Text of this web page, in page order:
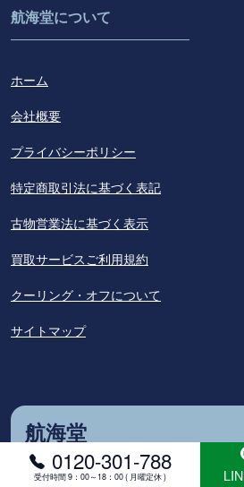
0120-301-788
受付時間 9：00～18：00 ( 月曜定休 )
航海堂について
ホーム
会社概要
プライバシーポリシー
特定商取引法に基づく表記
古物営業法に基づく表示
買取サービスご利用規約
クーリング・オフについて
サイトマップ
航海堂
〒332-0003